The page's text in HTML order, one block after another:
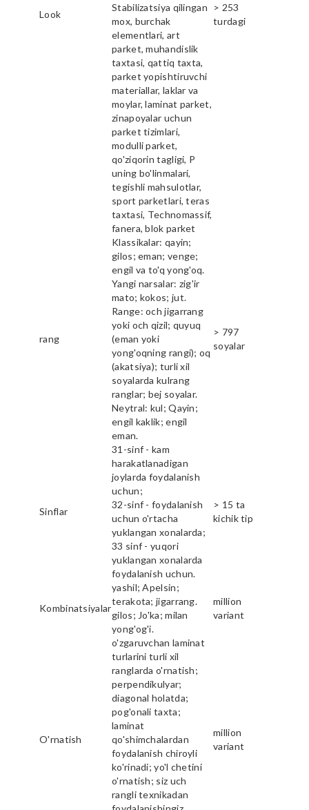
Look
Stabilizatsiya qilingan
mox, burchak
elementlari, art
parket, muhandislik
taxtasi, qattiq taxta,
parket yopishtiruvchi
materiallar, laklar va
moylar, laminat parket,
zinapoyalar uchun
parket tizimlari,
modulli parket,
qo'ziqorin tagligi, P
uning bo'linmalari,
tegishli mahsulotlar,
sport parketlari, teras
taxtasi, Technomassif,
fanera, blok parket
> 253
turdagi
rang
Klassikalar: qayin;
gilos; eman; venge;
engil va to'q yong'oq.
Yangi narsalar: zig'ir
mato; kokos; jut.
Range: och jigarrang
yoki och qizil; quyuq
(eman yoki
yong'oqning rangi); oq
(akatsiya); turli xil
soyalarda kulrang
ranglar; bej soyalar.
Neytral: kul; Qayin;
engil kaklik; engil
eman.
> 797
soyalar
Sinflar
31-sinf - kam
harakatlanadigan
joylarda foydalanish
uchun;
32-sinf - foydalanish
uchun o'rtacha
yuklangan xonalarda;
33 sinf - yuqori
yuklangan xonalarda
foydalanish uchun.
> 15 ta
kichik tip
Kombinatsiyalar
yashil; Apelsin;
terakota; jigarrang.
gilos; Jo'ka; milan
yong'og'i.
million
variant
O'rnatish
o'zgaruvchan laminat
turlarini turli xil
ranglarda o'rnatish;
perpendikulyar;
diagonal holatda;
pog'onali taxta;
laminat
qo'shimchalardan
foydalanish chiroyli
ko'rinadi; yo'l chetini
o'rnatish; siz uch
rangli texnikadan
million
variant